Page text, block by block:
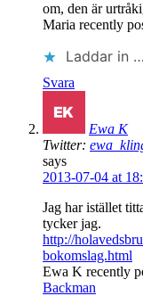
om, den är
Maria recently
Laddar in …
Svara
Ewa K
Twitter:
says
2013-07-04 at
Jag har istället
tycker jag.
http://
bokomslag.html
Ewa K recently
Backman